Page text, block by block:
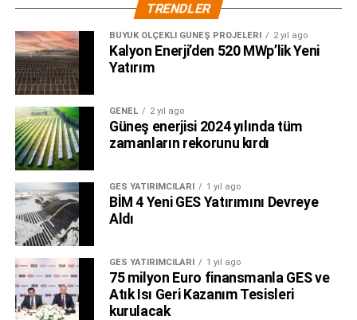
TRENDLER
BÜYÜK ÖLÇEKLI GÜNEŞ PROJELERI 2 yıl ago
Kalyon Enerji’den 520 MWp’lik Yeni
Yatırım
GENEL 2 yıl ago
Güneş enerjisi 2024 yılında tüm
zamanların rekorunu kırdı
GES YATIRIMCILARI 1 yıl ago
BİM 4 Yeni GES Yatırımını Devreye
Aldı
GES YATIRIMCILARI 1 yıl ago
75 milyon Euro finansmanla GES ve
Atık Isı Geri Kazanım Tesisleri
kurulacak